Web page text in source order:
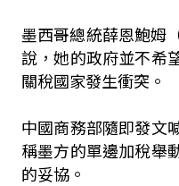
墨西哥總統薛恩鮑姆
說，她的政府並不希
關稅國家發生衝突。
中國商務部隨即發文
稱墨方的單邊加稅舉
的妥協。